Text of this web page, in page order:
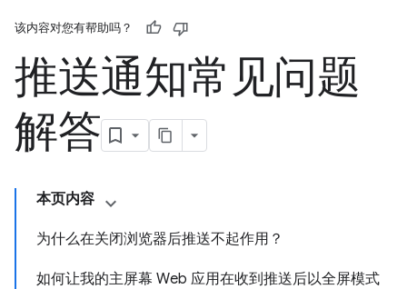
该内容对您有帮助吗？
推送通知常见问题
解答
本页内容
为什么在关闭浏览器后推送不起作用？
如何让我的主屏幕 Web 应用在收到推送后以全屏模式